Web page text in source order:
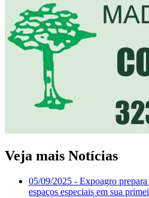
Veja mais Notícias
05/09/2025 - Expoagro
espaços especiais em sua